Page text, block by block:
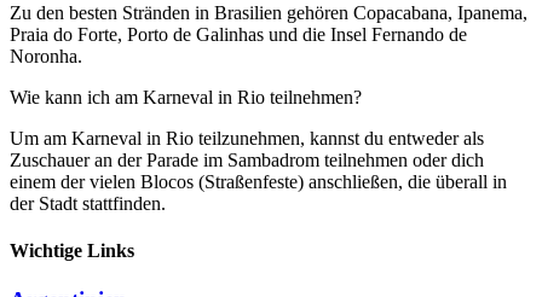
Zu den besten Stränden in Brasilien gehören Copacabana, Ipanema,
Praia do Forte, Porto de Galinhas und die Insel Fernando de
Noronha.
Wie kann ich am Karneval in Rio teilnehmen?
Um am Karneval in Rio teilzunehmen, kannst du entweder als
Zuschauer an der Parade im Sambadrom teilnehmen oder dich
einem der vielen Blocos (Straßenfeste) anschließen, die überall in
der Stadt stattfinden.
Wichtige Links